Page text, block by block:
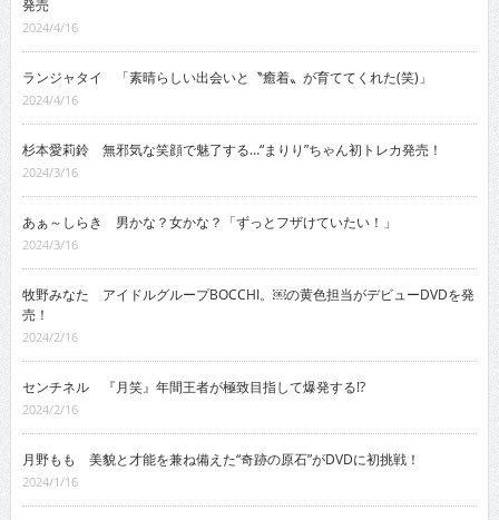
発売
2024/4/16
ランジャタイ 「素晴らしい出会いと〝癒着〟が育ててくれた(笑)」
2024/4/16
杉本愛莉鈴 無邪気な笑顔で魅了する…“まりり”ちゃん初トレカ発売！
2024/3/16
あぁ～しらき 男かな？女かな？「ずっとフザけていたい！」
2024/3/16
牧野みなた アイドルグループBOCCHI。￼の黄色担当がデビューDVDを発
売！
2024/2/16
センチネル 『月笑』年間王者が極致目指して爆発する!?
2024/2/16
月野もも 美貌と才能を兼ね備えた“奇跡の原石”がDVDに初挑戦！
2024/1/16